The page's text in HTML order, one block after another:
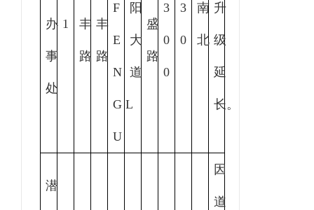
办
事
处
1 丰
路
丰
路
F
E
N
G L
U
阳
大
道
盛
路
3
0
0
3
0
南
北
升
级
延
长。
潜
因
道